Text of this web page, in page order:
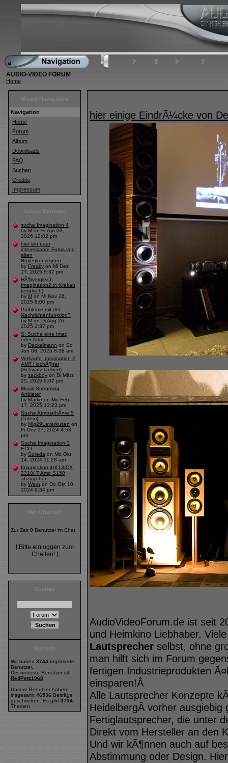
AUDIO-VIDEO FORUM
Home
Navigation
Home
Forum
Album
Downloads
FAQ
Suchen
Credits
Impressum
suche Imagination 4
by M on Fr Apr 03,
2026 12:02 pm
hier ein paar
interessante Fotos von
alten
Boxenkonzepten...
by Freaky on Mi Dez
17, 2025 8:37 pm
HÃ¶rvergleich
Imagination2 in Krakau
(englisch)
by M on Mi Nov 26,
2025 6:00 pm
Probleme mit der
Nachrichtenfunktion?
by M on Di Aug 26,
2025 2:37 pm
S: Suche eine Imag
oder Atmo
by Dackelmann on So
Jun 08, 2025 8:38 am
Verkaufe Imagination 2
AMT HochÃ¶ner
(Schwarz lackiert)
by sackboy on Di März
25, 2025 6:07 pm
Musik Streaming
Anbieter
by Marko on Mo Feb
17, 2025 12:23 pm
Suche AtmosphÃ¤re 5
(Totem)
by Mig29Leverkusen on
Fr Dez 27, 2024 4:53
pm
Suche Imagination 3
ECO
by Soreda on Mo Okt
14, 2024 11:28 am
Imagination 4/K13/CX
2310/ T Amp S150
abzugeben
by Wern on Do Okt 10,
2024 9:34 pm
Zur Zeit 0 Benutzer im Chat
[ Bitte einloggen zum
Chatten! ]
Wir haben 3744 registrierte
Benutzer.
Der neueste Benutzer ist
RedPetz1968
Unsere Benutzer haben
insgesamt 46536 Beiträge
geschrieben. Es gibt 3734
Themen.
hier einige EindrÃ¼cke von
AudioVideoForum.de ist seit
und Heimkino Liebhaber.
Lautsprecher selbst, ohne
man hilft sich im Forum
fertigen Industrieprodukten
einsparen!Â
Alle Lautsprecher Konzepte
HeidelbergÂ vorher
Fertiglautsprecher, die unter
Direkt vom Hersteller an den
Und wir kÃ¶nnen auch auf
Abstimmung oder Design.